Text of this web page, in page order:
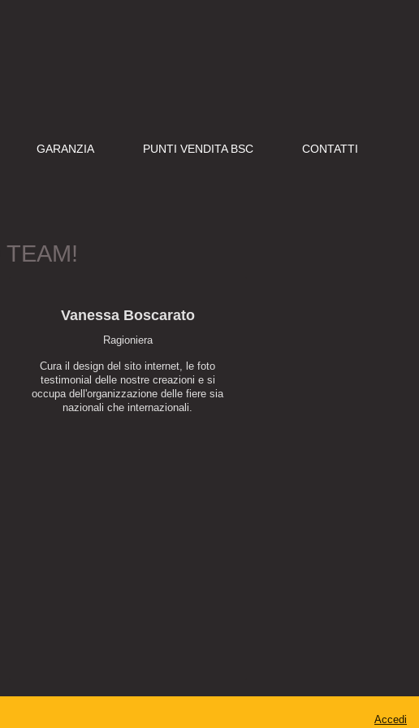
GARANZIA PUNTI VENDITA BSC CONTATTI
Vanessa Boscarato
Ragioniera
Cura il design del sito internet, le foto
testimonial delle nostre creazioni e si
occupa dell'organizzazione delle fiere sia
nazionali che internazionali.
Accedi